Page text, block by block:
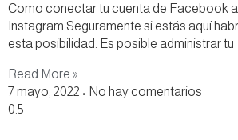
Como conectar tu cuenta de Facebook
Instagram Seguramente si estás aquí
esta posibilidad. Es posible administrar tu
Read More »
7 mayo, 2022
No hay comentarios